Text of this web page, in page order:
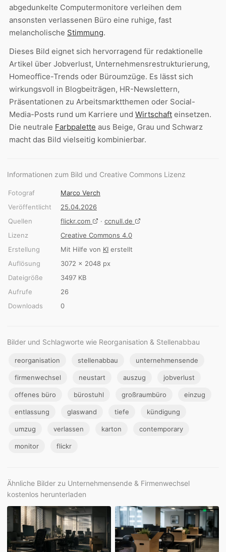
abgedunkelte Computermonitore verleihen dem
ansonsten verlassenen Büro eine ruhige, fast
melancholische Stimmung.
Dieses Bild eignet sich hervorragend für redaktionelle
Artikel über Jobverlust, Unternehmensrestrukturierung,
Homeoffice-Trends oder Büroumzüge. Es lässt sich
wirkungsvoll in Blogbeiträgen, HR-Newslettern,
Präsentationen zu Arbeitsmarktthemen oder Social-
Media-Posts rund um Karriere und Wirtschaft einsetzen.
Die neutrale Farbpalette aus Beige, Grau und Schwarz
macht das Bild vielseitig kombinierbar.
Informationen zum Bild und Creative Commons Lizenz
Fotograf
Marco Verch
Veröffentlicht
25.04.2026
Quellen
flickr.com · ccnull.de
Lizenz
Creative Commons 4.0
Erstellung
Mit Hilfe von KI erstellt
Auflösung
3072 × 2048 px
Dateigröße
3497 KB
Aufrufe
26
Downloads
0
Bilder und Schlagworte wie Reorganisation & Stellenabbau
reorganisation stellenabbau unternehmensende
firmenwechsel neustart auszug jobverlust
offenes büro bürostuhl großraumbüro einzug
entlassung glaswand tiefe kündigung
umzug verlassen karton contemporary
monitor flickr
Ähnliche Bilder zu Unternehmensende & Firmenwechsel
kostenlos herunterladen